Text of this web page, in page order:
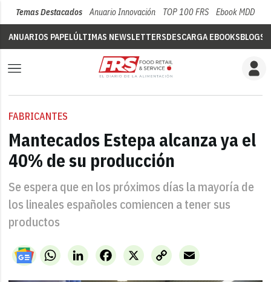
Temas Destacados Anuario Innovación TOP 100 FRS Ebook MDD
ANUARIOS PAPELÚLTIMAS NEWSLETTERSDESCARGA EBOOKSBLOGS
FABRICANTES
Mantecados Estepa alcanza ya el
40% de su producción
Se espera que en los próximos días la mayoría de
los lineales españoles comiencen a tener sus
productos
WhatsAppLinkedIn X
Facebook
Copy
Link
Email